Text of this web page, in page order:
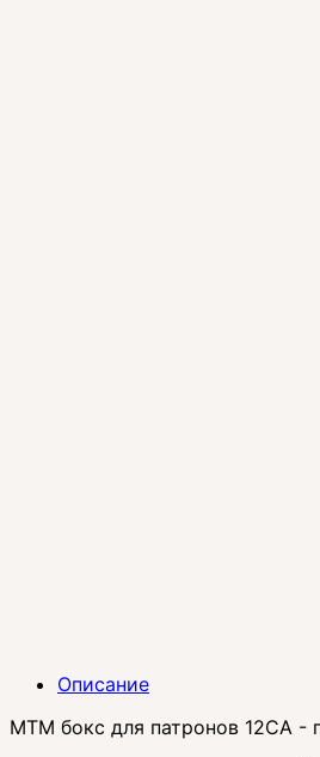
Описание
MTM бокс для патронов 12CA -